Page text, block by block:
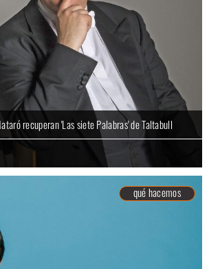
recuperan 'Las siete Palabras' de Taltabull
qué hacemos